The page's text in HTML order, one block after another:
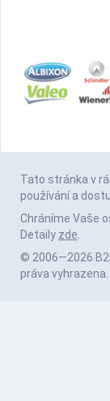
Tato stránka v
používání a
Chráníme Vaše
Detaily zde.
© 2006—2026
práva vyhrazena.